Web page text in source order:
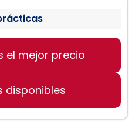
y activos.
cónyuge.
el mejor precio
disponibles